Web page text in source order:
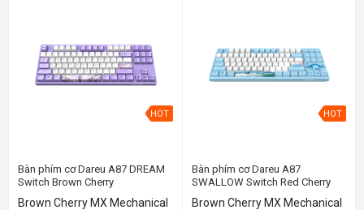
HOT
Bàn phím cơ Dareu A87 DREAM
Switch Brown Cherry
Brown Cherry MX Mechanical
HOT
Bàn phím cơ Dareu A87
SWALLOW Switch Red Cherry
Brown Cherry MX Mechanical